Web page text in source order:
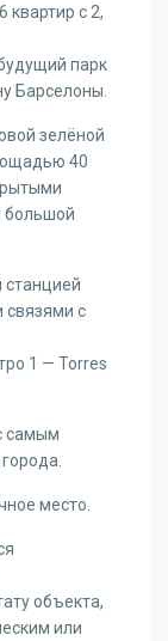
квартир с 2,
парк
Барселоны.
зелёной
40
большой
связями с
1 — Torres
самым
место.
объекта,
или